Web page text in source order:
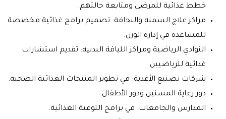
خطط غذائية للمرضى ومتابعة حالتهم.
مراكز علاج السمنة والنحافة: تصميم برامج غذائية مخصصة
للمساعدة في إدارة الوزن.
النوادي الرياضية ومراكز اللياقة البدنية: تقديم استشارات
غذائية للرياضيين.
شركات تصنيع الأغذية: في تطوير المنتجات الغذائية الصحية.
دور رعاية المسنين ودور الأطفال.
المدارس والجامعات: في برامج التوعية الغذائية.